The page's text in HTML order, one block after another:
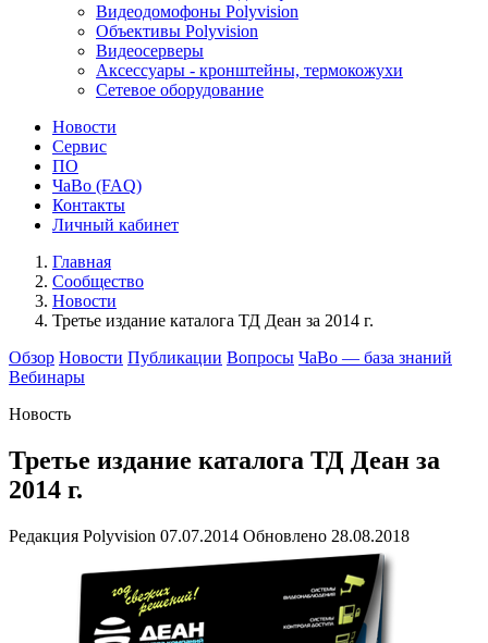
Видеодомофоны Polyvision
Объективы Polyvision
Видеосерверы
Аксессуары - кронштейны, термокожухи
Сетевое оборудование
Новости
Сервис
ПО
ЧаВо (FAQ)
Контакты
Личный кабинет
Главная
Сообщество
Новости
Третье издание каталога ТД Деан за 2014 г.
Обзор Новости Публикации Вопросы ЧаВо — база знаний
Вебинары
Новость
Третье издание каталога ТД Деан за
2014 г.
Редакция Polyvision 07.07.2014 Обновлено 28.08.2018